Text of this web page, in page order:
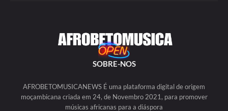
SOBRE-NOS
AFROBETOMUSICANEWS É uma plataforma digital de origem
moçambicana criada em 24, de Novembro 2021, para promover
músicas africanas para a diáspora